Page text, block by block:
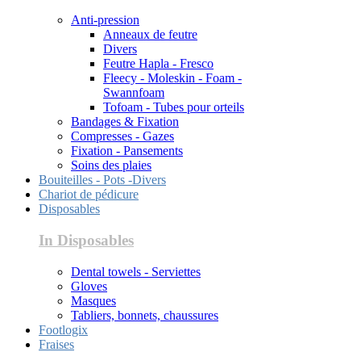
Anti-pression
Anneaux de feutre
Divers
Feutre Hapla - Fresco
Fleecy - Moleskin - Foam -
Swannfoam
Tofoam - Tubes pour orteils
Bandages & Fixation
Compresses - Gazes
Fixation - Pansements
Soins des plaies
Bouiteilles - Pots -Divers
Chariot de pédicure
Disposables
In Disposables
Dental towels - Serviettes
Gloves
Masques
Tabliers, bonnets, chaussures
Footlogix
Fraises